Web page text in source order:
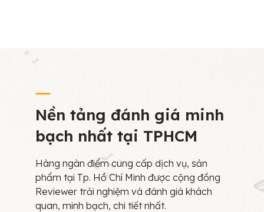
Nền tảng đánh giá minh
bạch nhất tại TPHCM
Hàng ngàn điểm cung cấp dịch vụ, sản
phẩm tại Tp. Hồ Chí Minh được cộng đồng
Reviewer trải nghiệm và đánh giá khách
quan, minh bạch, chi tiết nhất.